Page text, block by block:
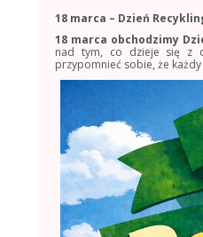
18 marca – Dzień
18 marca obchodzimy
nad tym, co dzieje się z
przypomnieć sobie, że